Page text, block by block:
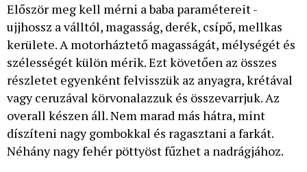
Először meg kell mérni a baba paramétereit -
ujjhossz a válltól, magasság, derék, csípő, mellkas
kerülete. A motorháztető magasságát, mélységét és
szélességét külön mérik. Ezt követően az összes
részletet egyenként felvisszük az anyagra, krétával
vagy ceruzával körvonalazzuk és összevarrjuk. Az
overall készen áll. Nem marad más hátra, mint
díszíteni nagy gombokkal és ragasztani a farkát.
Néhány nagy fehér pöttyöst fűzhet a nadrágjához.